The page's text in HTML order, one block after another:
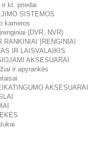
kt. priedai
SISTEMOS
kameros
(DVR, NVR)
RANKINIAI ĮRENGINIAI
IR LAISVALAIKIS
AKSESUARAI
ir apyrankės
AKSESUARAI